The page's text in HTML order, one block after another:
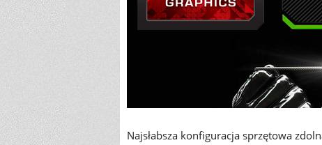
Najsłabsza konfiguracja sprzętowa